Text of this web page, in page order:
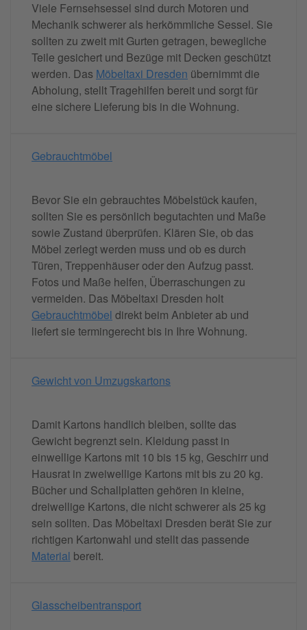
Viele Fernsehsessel sind durch Motoren und
Mechanik schwerer als herkömmliche Sessel. Sie
sollten zu zweit mit Gurten getragen, bewegliche
Teile gesichert und Bezüge mit Decken geschützt
werden. Das Möbeltaxi Dresden übernimmt die
Abholung, stellt Tragehilfen bereit und sorgt für
eine sichere Lieferung bis in die Wohnung.
Gebrauchtmöbel
Bevor Sie ein gebrauchtes Möbelstück kaufen,
sollten Sie es persönlich begutachten und Maße
sowie Zustand überprüfen. Klären Sie, ob das
Möbel zerlegt werden muss und ob es durch
Türen, Treppenhäuser oder den Aufzug passt.
Fotos und Maße helfen, Überraschungen zu
vermeiden. Das Möbeltaxi Dresden holt
Gebrauchtmöbel direkt beim Anbieter ab und
liefert sie termingerecht bis in Ihre Wohnung.
Gewicht von Umzugskartons
Damit Kartons handlich bleiben, sollte das
Gewicht begrenzt sein. Kleidung passt in
einwellige Kartons mit 10 bis 15 kg, Geschirr und
Hausrat in zweiwellige Kartons mit bis zu 20 kg.
Bücher und Schallplatten gehören in kleine,
dreiwellige Kartons, die nicht schwerer als 25 kg
sein sollten. Das Möbeltaxi Dresden berät Sie zur
richtigen Kartonwahl und stellt das passende
Material bereit.
Glasscheibentransport